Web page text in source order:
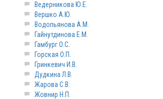
Ведерникова Ю.Е.
Вершко А.Ю.
Водопьянова А.М.
Гайнутдинова Е.М.
Гамбург О.С.
Горская О.П.
Гринкевич И.В.
Дудкина Л.В.
Жарова С.В.
Жовнир Н.П.